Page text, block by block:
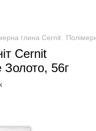
глина Cernit
Cernit
56г